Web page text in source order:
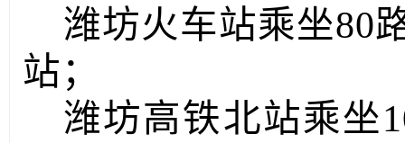
潍坊火车站乘坐80
站；
潍坊高铁北站乘坐